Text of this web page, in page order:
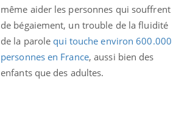
même aider les personnes qui souffrent
de bégaiement, un trouble de la fluidité
de la parole qui touche environ 600.000
personnes en France, aussi bien des
enfants que des adultes.